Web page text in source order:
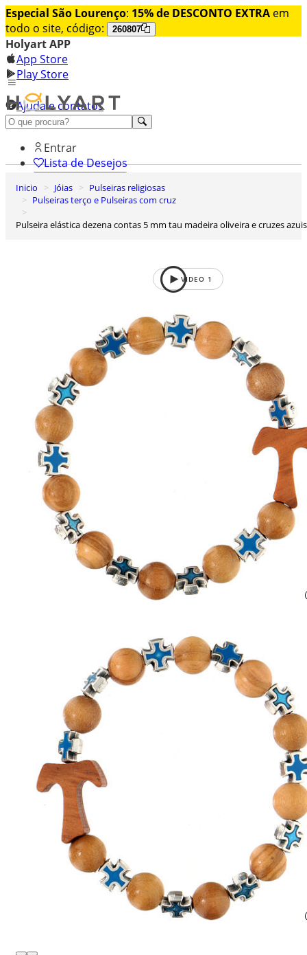
Especial São Lourenço: 15% de DESCONTO EXTRA em
todo o site, código:
260807
Holyart APP
App Store
Play Store
Ajuda e contatos
Conheça premium
Entrar
Lista de Desejos
0
Carrinho de Compras
Inicio Jóias
Pulseiras religiosas
Pulseiras terço e Pulseiras com cruz
Pulseira elástica dezena contas 5 mm tau madeira oliveira e cruzes azuis
VIDEO 1